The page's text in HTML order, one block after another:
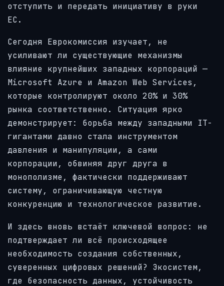
отступить и передать инициативу в руки
ЕС.
Сегодня Еврокомиссия изучает, не
усиливают ли существующие механизмы
влияние крупнейших западных корпораций —
Microsoft Azure и Amazon Web Services,
которые контролируют около 20% и 30%
рынка соответственно. Ситуация ярко
демонстрирует: борьба между западными IT-
гигантами давно стала инструментом
давления и манипуляции, а сами
корпорации, обвиняя друг друга в
монополизме, фактически поддерживают
систему, ограничивающую честную
конкуренцию и технологическое развитие.
И здесь вновь встаёт ключевой вопрос: не
подтверждает ли всё происходящее
необходимость создания собственных,
суверенных цифровых решений? Экосистем,
где безопасность данных, устойчивость